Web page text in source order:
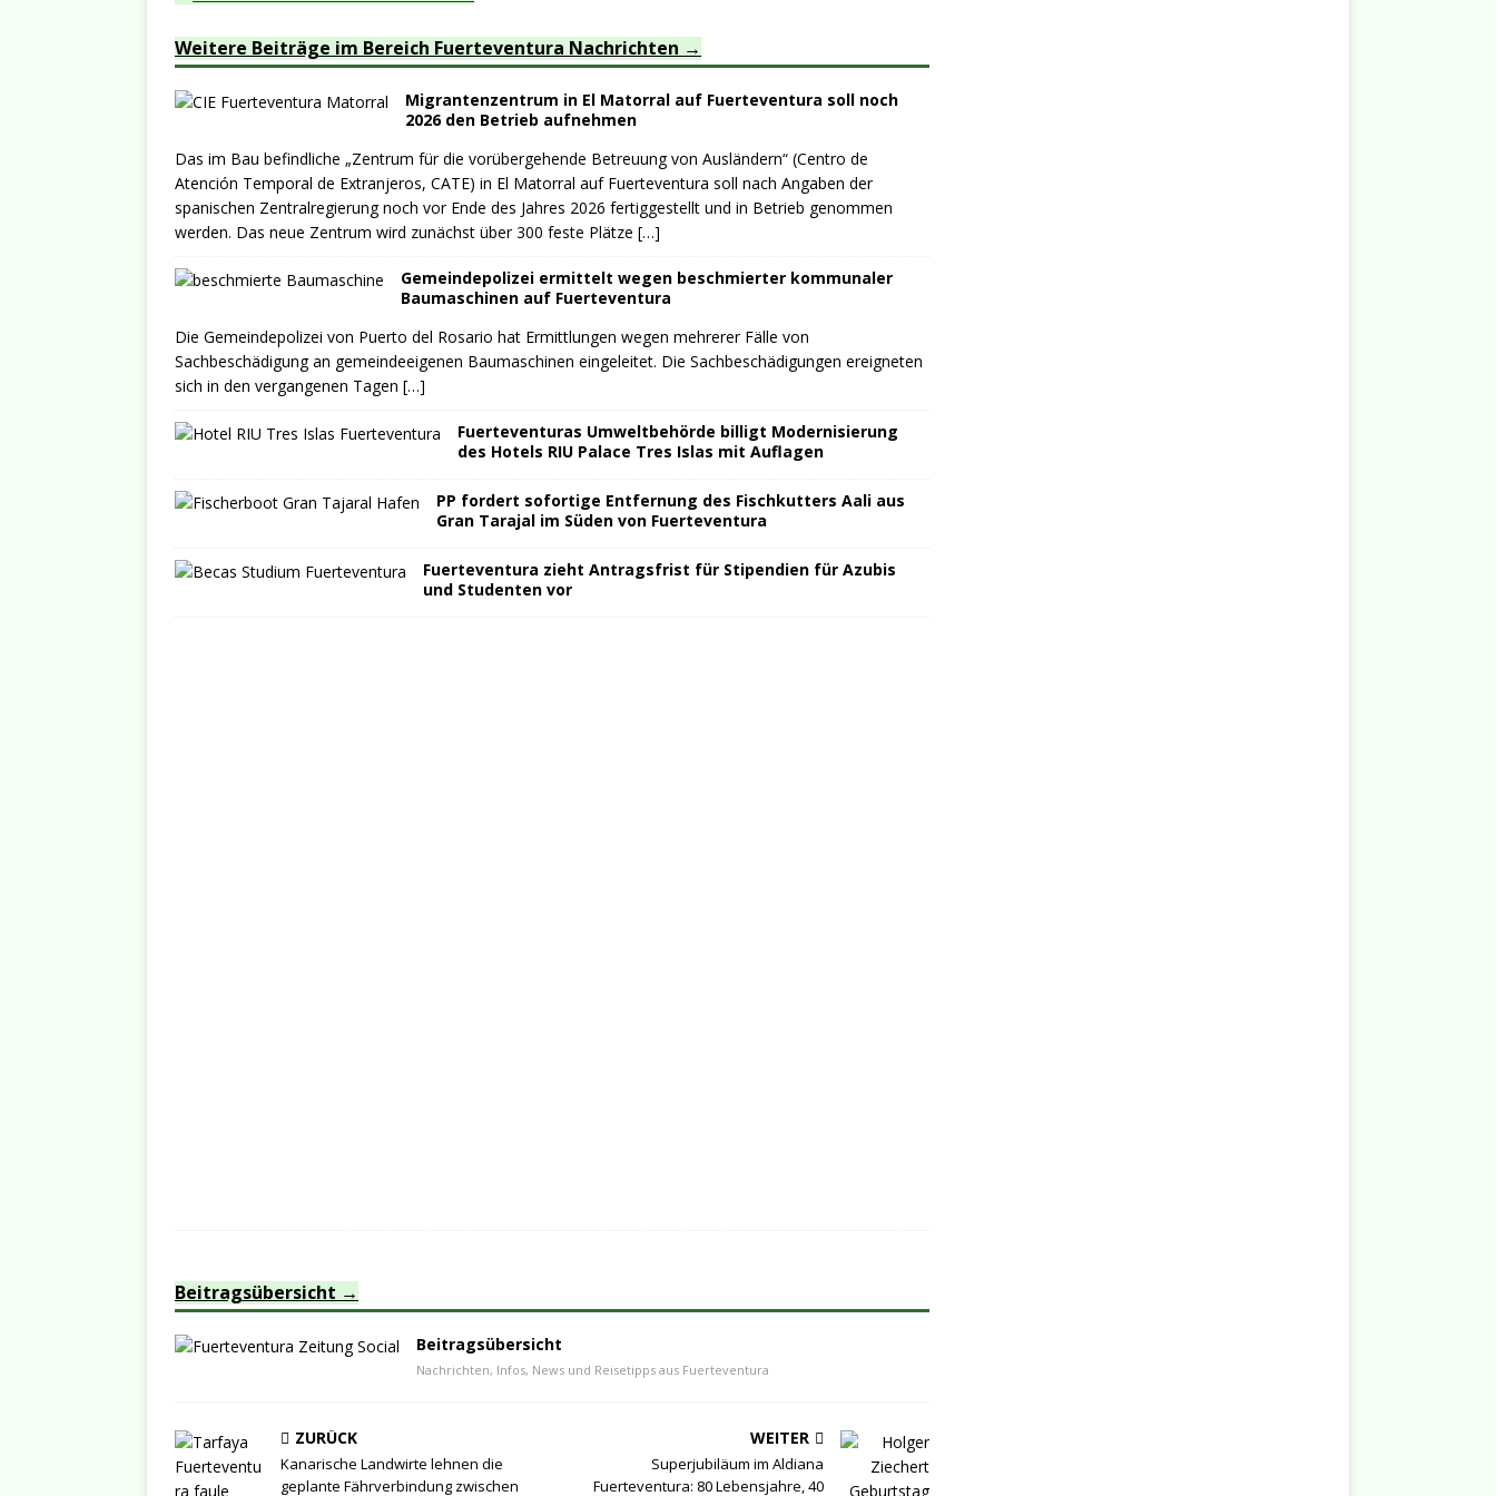
Weitere Beiträge im Bereich Fuerteventura Nachrichten
Migrantenzentrum in El Matorral auf Fuerteventura soll noch
2026 den Betrieb aufnehmen
Das im Bau befindliche „Zentrum für die vorübergehende Betreuung von Ausländern“ (Centro de
Atención Temporal de Extranjeros, CATE) in El Matorral auf Fuerteventura soll nach Angaben der
spanischen Zentralregierung noch vor Ende des Jahres 2026 fertiggestellt und in Betrieb genommen
werden. Das neue Zentrum wird zunächst über 300 feste Plätze […]
Gemeindepolizei ermittelt wegen beschmierter kommunaler
Baumaschinen auf Fuerteventura
Die Gemeindepolizei von Puerto del Rosario hat Ermittlungen wegen mehrerer Fälle von
Sachbeschädigung an gemeindeeigenen Baumaschinen eingeleitet. Die Sachbeschädigungen ereigneten
sich in den vergangenen Tagen […]
Fuerteventuras Umweltbehörde billigt Modernisierung
des Hotels RIU Palace Tres Islas mit Auflagen
PP fordert sofortige Entfernung des Fischkutters Aali aus
Gran Tarajal im Süden von Fuerteventura
Fuerteventura zieht Antragsfrist für Stipendien für Azubis
und Studenten vor
Beitragsübersicht
Beitragsübersicht
Nachrichten, Infos, News und Reisetipps aus Fuerteventura
ZURÜCK
Kanarische Landwirte lehnen die
geplante Fährverbindung zwischen
WEITER
Superjubiläum im Aldiana
Fuerteventura: 80 Lebensjahre, 40